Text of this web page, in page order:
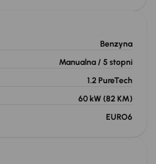
Benzyna
Manualna / 5 stopni
1.2 PureTech
60 kW (82 KM)
EURO6